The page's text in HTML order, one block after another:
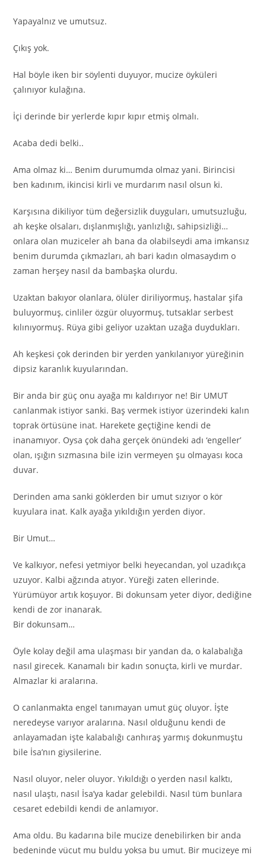
Yapayalnız ve umutsuz.
Çıkış yok.
Hal böyle iken bir söylenti duyuyor, mucize öyküleri
çalınıyor kulağına.
İçi derinde bir yerlerde kıpır kıpır etmiş olmalı.
Acaba dedi belki..
Ama olmaz ki… Benim durumumda olmaz yani. Birincisi
ben kadınım, ikincisi kirli ve murdarım nasıl olsun ki.
Karşısına dikiliyor tüm değersizlik duyguları, umutsuzluğu,
ah keşke olsaları, dışlanmışlığı, yanlızlığı, sahipsizliği…
onlara olan muziceler ah bana da olabilseydi ama imkansız
benim durumda çıkmazları, ah bari kadın olmasaydım o
zaman herşey nasıl da bambaşka olurdu.
Uzaktan bakıyor olanlara, ölüler diriliyormuş, hastalar şifa
buluyormuş, cinliler özgür oluyormuş, tutsaklar serbest
kılınıyormuş. Rüya gibi geliyor uzaktan uzağa duydukları.
Ah keşkesi çok derinden bir yerden yankılanıyor yüreğinin
dipsiz karanlık kuyularından.
Bir anda bir güç onu ayağa mı kaldırıyor ne! Bir UMUT
canlanmak istiyor sanki. Baş vermek istiyor üzerindeki kalın
toprak örtüsüne inat. Harekete geçtiğine kendi de
inanamıyor. Oysa çok daha gerçek önündeki adı ‘engeller’
olan, ışığın sızmasına bile izin vermeyen şu olmayası koca
duvar.
Derinden ama sanki göklerden bir umut sızıyor o kör
kuyulara inat. Kalk ayağa yıkıldığın yerden diyor.
Bir Umut…
Ve kalkıyor, nefesi yetmiyor belki heyecandan, yol uzadıkça
uzuyor. Kalbi ağzında atıyor. Yüreği zaten ellerinde.
Yürümüyor artık koşuyor. Bi dokunsam yeter diyor, dediğine
kendi de zor inanarak.
Bir dokunsam…
Öyle kolay değil ama ulaşması bir yandan da, o kalabalığa
nasıl girecek. Kanamalı bir kadın sonuçta, kirli ve murdar.
Almazlar ki aralarına.
O canlanmakta engel tanımayan umut güç oluyor. İşte
neredeyse varıyor aralarına. Nasıl olduğunu kendi de
anlayamadan işte kalabalığı canhıraş yarmış dokunmuştu
bile İsa’nın giysilerine.
Nasıl oluyor, neler oluyor. Yıkıldığı o yerden nasıl kalktı,
nasıl ulaştı, nasıl İsa’ya kadar gelebildi. Nasıl tüm bunlara
cesaret edebildi kendi de anlamıyor.
Ama oldu. Bu kadarına bile mucize denebilirken bir anda
bedeninde vücut mu buldu yoksa bu umut. Bir mucizeye mi